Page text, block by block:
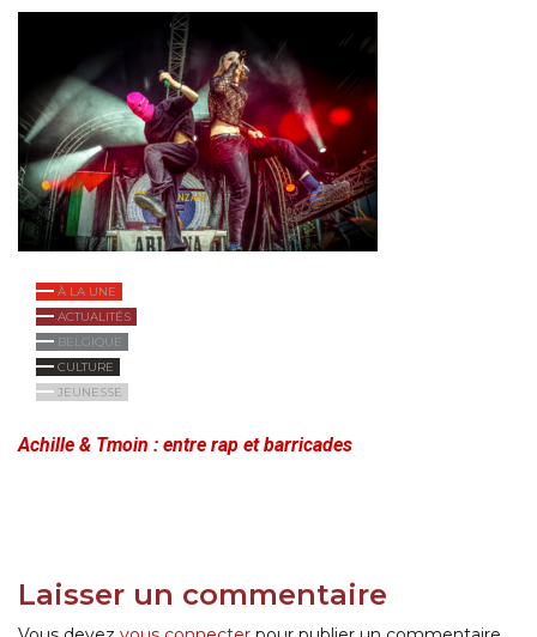
À LA UNE
ACTUALITÉS
BELGIQUE
CULTURE
JEUNESSE
Achille & Tmoin : entre rap et barricades
Laisser un commentaire